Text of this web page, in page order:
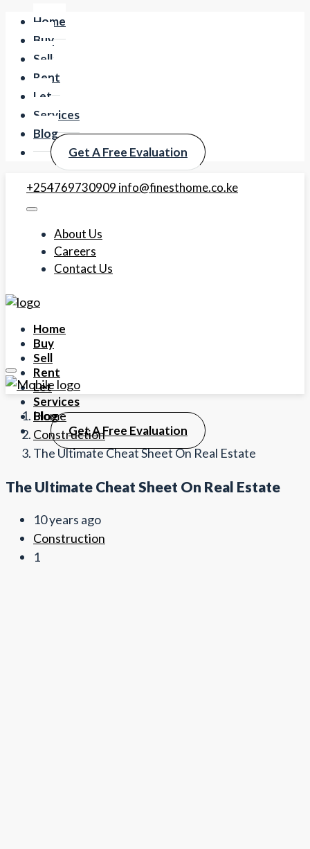
Home
Buy
Sell
Rent
Let
Services
Blog
Get A Free Evaluation
+254769730909 info@finesthome.co.ke
About Us
Careers
Contact Us
Home
Buy
Sell
Rent
Let
Services
Blog
Get A Free Evaluation
Home
Construction
The Ultimate Cheat Sheet On Real Estate
The Ultimate Cheat Sheet On Real Estate
10 years ago
Construction
1